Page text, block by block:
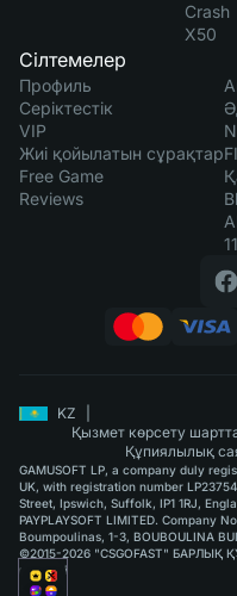
Crash
X50
Сілтемелер
Профиль
Серіктестік
VIP
Жиі қойылатын сұрақтар
Free Game
Reviews
KZ
Қызмет көрсету
Құпиялылық
GAMUSOFT LP, a company duly
UK, with registration number
Street, Ipswich, Suffolk, IP1 1RJ,
PAYPLAYSOFT LIMITED. Company
Boumpoulinas, 1-3, BOUBOULINA
©2015-2026 "CSGOFAST" БАРЛЫҚ
қызметі